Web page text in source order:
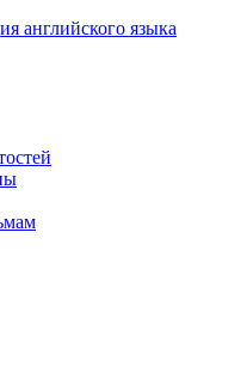
английского языка